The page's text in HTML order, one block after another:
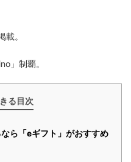
。
」制覇。
る目次
ら「eギフト」がおすすめ